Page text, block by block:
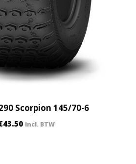
Scorpion 145/70-6
43.50 incl. BTW